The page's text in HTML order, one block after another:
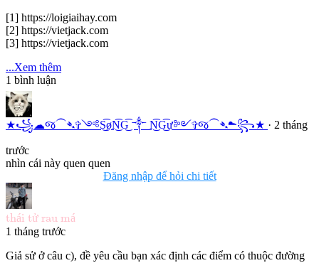
[1] https://loigiaihay.com
[2] https://vietjack.com
[3] https://vietjack.com
...Xem thêm
1 bình luận
★꧁☁︎જ⁀➴✞༺S͜͡øN͜͡G͜͡ ༒︎ N͜͡G͜͡ư༻✞જ⁀➴☁︎꧂★ · 2 tháng
trước
nhìn cái này quen quen
Đăng nhập để hỏi chi tiết
thái tử rau má
thái tử rau má
1 tháng trước
Giả sử ở câu c), đề yêu cầu bạn xác định các điểm có thuộc đường